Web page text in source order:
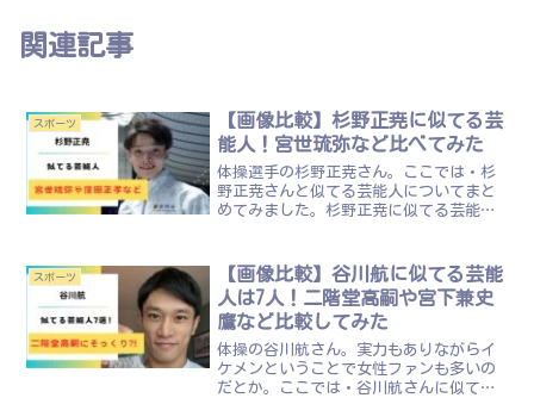
関連記事
スポーツ
【画像比較】杉野正尭に似てる芸
能人！宮世琉弥など比べてみた
体操選手の杉野正尭さん。ここでは・杉
野正尭さんと似てる芸能人についてまと
めてみました。杉野正尭に似てる芸能人!
正孝・宮世琉弥・cowcow 多田・田中樹
俳優さん...
スポーツ
【画像比較】谷川航に似てる芸能
人は7人！二階堂高嗣や宮下兼史
鷹など比較してみた
体操の谷川航さん。実力もありながらイ
ケメンということで女性ファンも多いの
だとか。ここでは・谷川航さんに似てる